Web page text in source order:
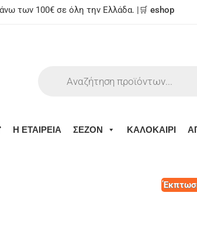
των 100€ σε όλη την Ελλάδα. |🛒 eshop
Η ΕΤΑΙΡΕΙΑ ΣΕΖΟΝ ΚΑΛΟΚΑΙΡΙ